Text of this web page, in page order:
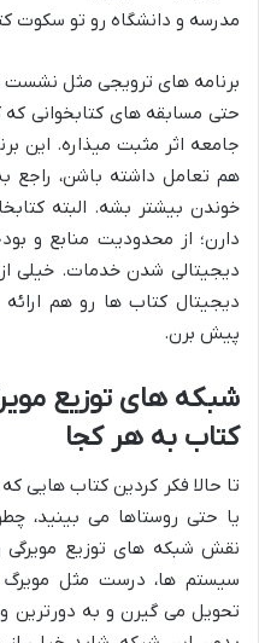
مدرسه و دانشگاه رو تو سکوت
برنامه های ترویجی مثل نشست
حتی مسابقه های کتابخوانی که
جامعه اثر مثبت میذاره. این
هم تعامل داشته باشن، راجع
خوندن بیشتر بشه. البته
دارن؛ از محدودیت منابع و
دیجیتالی شدن خدمات. خیلی
دیجیتال کتاب ها رو هم
پیش برن.
شبکه های توزیع
کتاب به هر کجا
تا حالا فکر کردین کتاب هایی
یا حتی روستاها می بینید،
نقش شبکه های توزیع
سیستم ها، درست مثل مویرگ
تحویل می گیرن و به دورترین